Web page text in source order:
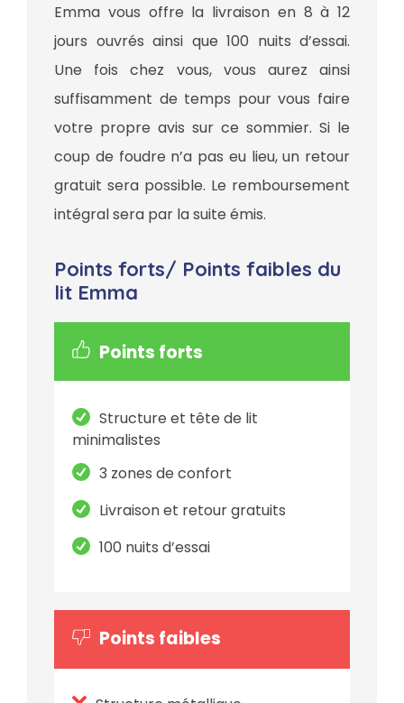
Emma vous offre la livraison en 8 à 12
jours ouvrés ainsi que 100 nuits d’essai.
Une fois chez vous, vous aurez ainsi
suffisamment de temps pour vous faire
votre propre avis sur ce sommier. Si le
coup de foudre n’a pas eu lieu, un retour
gratuit sera possible. Le remboursement
intégral sera par la suite émis.
Points forts/ Points faibles du
lit Emma
Points forts
Structure et tête de lit
minimalistes
3 zones de confort
Livraison et retour gratuits
100 nuits d’essai
Points faibles